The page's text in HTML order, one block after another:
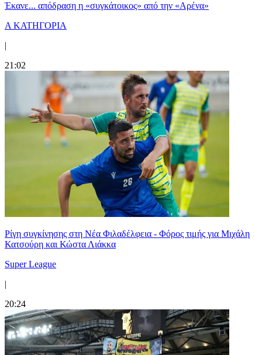
Έκανε... απόδραση η «συγκάτοικος» από την «Αρένα»
Α ΚΑΤΗΓΟΡΙΑ
|
21:02
Ρίγη συγκίνησης στη Νέα Φιλαδέλφεια - Φόρος τιμής για Μιχάλη
Κατσούρη και Κώστα Λιάκκα
Super League
|
20:24